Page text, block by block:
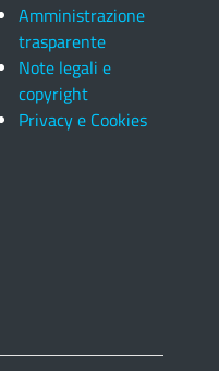
Amministrazione
trasparente
Note legali e
copyright
Privacy e Cookies